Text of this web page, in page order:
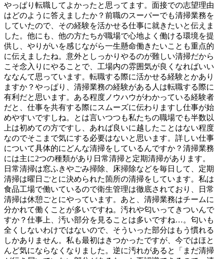
やっぱり転職してよかったと思ってます。面接での志望理由
はどのように答えましたか？前職のスーパーでも清掃業務を
していたので、その経験を活かせる仕事に就きたいと伝えま
した。他にも、他の方たちが職場で心地よく働ける環境を提
供し、やりがいを感じながら一生懸命働きたいことも重点的
に伝えましたね。意外としっかりやるのが難しい清掃だから
こそ念入りにやることで、工場内の雰囲気が良くなればいい
ななんて思っています。転職する際に活かせる経験とかあり
ますか？やっぱり、清掃業務の経験がある人は転職する際に
有利だと思います。ある程度ノウハウがわかっている経験者
だと、仕事を共有する際にスムーズに伝わりますし仕事が始
めやすいですしね。とは言いつつも私たちの職場でも半数以
上は初めての方ですし、あれば良いに越したことはない程度
なのでそこまで気にする必要はないと思います。詳しい仕事
について具体的にどんな清掃をしているんですか？清掃業務
には主に2つの種類があり日常清掃と定期清掃があります。
日常清掃は窓ふきやごみ掃除、床掃除などを毎日して、定期
清掃は曜日ごとに決められた箇所の清掃をしています。私は
食品工場で働いているので衛生管理は徹底されており、日常
清掃は休憩ごとにやっています。あと、清掃業務はチームに
分かれて働くことが多いですね。汚れや匂いってきついんで
すか？仕事上、汚い部分を見ることは多いですね…。匂いも
全くしないわけではないので、そういった部分はもう慣れる
しかありません。私も最初はきつかったですが、今ではほと
んど気にならなくなりました。逆に汚れがあると「まだ清掃